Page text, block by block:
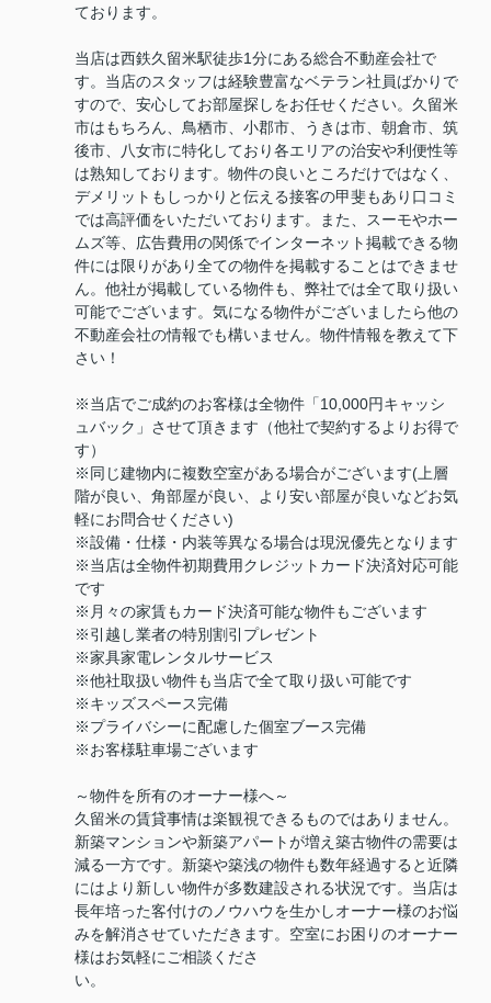
ております。
当店は西鉄久留米駅徒歩1分にある総合不動産会社で
す。当店のスタッフは経験豊富なベテラン社員ばかりで
すので、安心してお部屋探しをお任せください。久留米
市はもちろん、鳥栖市、小郡市、うきは市、朝倉市、筑
後市、八女市に特化しており各エリアの治安や利便性等
は熟知しております。物件の良いところだけではなく、
デメリットもしっかりと伝える接客の甲斐もあり口コミ
では高評価をいただいております。また、スーモやホー
ムズ等、広告費用の関係でインターネット掲載できる物
件には限りがあり全ての物件を掲載することはできませ
ん。他社が掲載している物件も、弊社では全て取り扱い
可能でございます。気になる物件がございましたら他の
不動産会社の情報でも構いません。物件情報を教えて下
さい！
※当店でご成約のお客様は全物件「10,000円キャッシ
ュバック」させて頂きます（他社で契約するよりお得で
す）
※同じ建物内に複数空室がある場合がございます(上層
階が良い、角部屋が良い、より安い部屋が良いなどお気
軽にお問合せください)
※設備・仕様・内装等異なる場合は現況優先となります
※当店は全物件初期費用クレジットカード決済対応可能
です
※月々の家賃もカード決済可能な物件もございます
※引越し業者の特別割引プレゼント
※家具家電レンタルサービス
※他社取扱い物件も当店で全て取り扱い可能です
※キッズスペース完備
※プライバシーに配慮した個室ブース完備
※お客様駐車場ございます
～物件を所有のオーナー様へ～
久留米の賃貸事情は楽観視できるものではありません。
新築マンションや新築アパートが増え築古物件の需要は
減る一方です。新築や築浅の物件も数年経過すると近隣
にはより新しい物件が多数建設される状況です。当店は
長年培った客付けのノウハウを生かしオーナー様のお悩
みを解消させていただきます。空室にお困りのオーナー
様はお気軽にご相談くださ
い。